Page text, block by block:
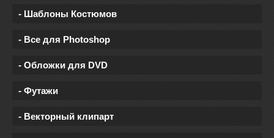
- Шаблоны Костюмов
- Все для Photoshop
- Обложки для DVD
- Футажи
- Векторный клипарт